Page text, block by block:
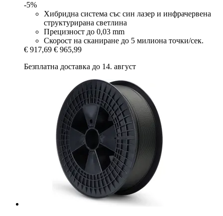
-5%
Хибридна система със син лазер и инфрачервена
структурирана светлина
Прецизност до 0,03 mm
Скорост на сканиране до 5 милиона точки/сек.
€ 917,69 € 965,99
Безплатна доставка до 14. август